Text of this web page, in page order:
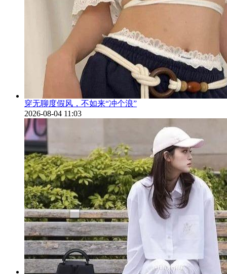
穿无聊度假风，不如来“冲个浪”
2026-08-04 11:03